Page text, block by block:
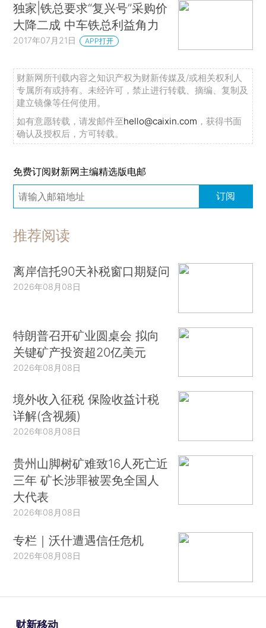
独家|铁总要求“复兴号”采购价
大降二成 中车铁总利益角力
2017年07月21日 APP打开
财新网所刊载内容之知识产权为财新传媒及/或相关权利人
专属所有或持有。未经许可，禁止进行转载、摘编、复制及
建立镜像等任何使用。
如有意愿转载，请发邮件至hello@caixin.com ，获得书面
确认及授权后，方可转载。
免费订阅财新网主编精选版电邮
订阅
推荐阅读
离岸信托90天补税窗口期疑问
2026年08月08日
特朗普召开矿业圆桌会 拟向
关键矿产投资超20亿美元
2026年08月08日
境外收入征税 保险收益计税
详解(含视频)
2026年08月08日
贵州山脚树矿难致16人死亡近
三年 矿长涉罪被罢免全国人
大代表
2026年08月08日
专栏｜沃什遭遇信任危机
2026年08月08日
财新移动